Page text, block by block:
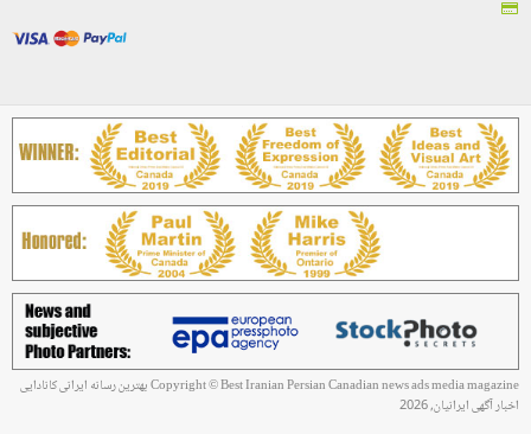
Copyright © Best Iranian Persian Canadian news ads media magazine بهترین رسانه ایرانی کانادایی
اخبار آگهی ایرانیان, 2026